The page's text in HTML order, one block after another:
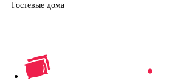
Гостевые дома